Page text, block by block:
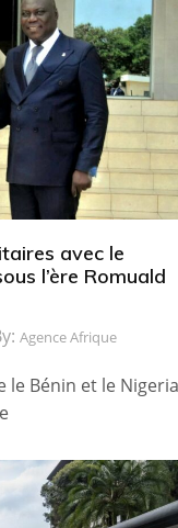
avec le
l’ère Romuald
Agence Afrique
Bénin et le Nigeria